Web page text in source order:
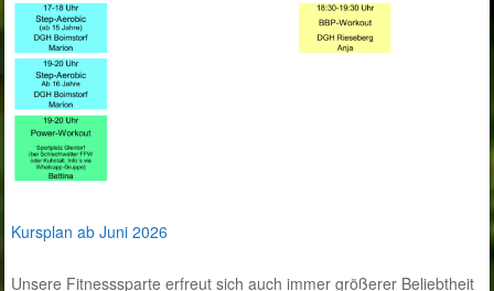
Kursplan ab Juni 2026
Unsere Fitnesssparte erfreut sich auch immer größerer Beliebtheit